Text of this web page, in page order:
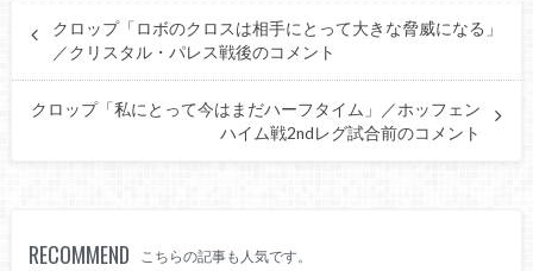
クロップ「ロボのクロスは相手にとって大きな脅威になる」
／クリスタル・パレス戦後のコメント
クロップ「私にとって今はまだハーフタイム」／ホッフェン
ハイム戦2ndレグ試合前のコメント
RECOMMEND こちらの記事も人気です。